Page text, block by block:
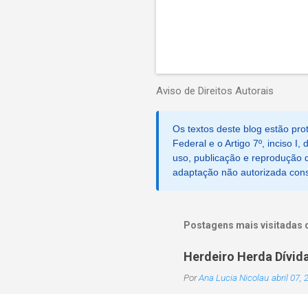
Aviso de Direitos Autorais
Os textos deste blog estão
Federal e o Artigo 7º, inciso I,
uso, publicação e reprodução
adaptação não autorizada
Postagens mais visitadas
Herdeiro Herda
PorAna Lucia Nicolau abril 07,